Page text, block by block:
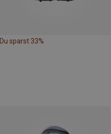
Du sparst 33%